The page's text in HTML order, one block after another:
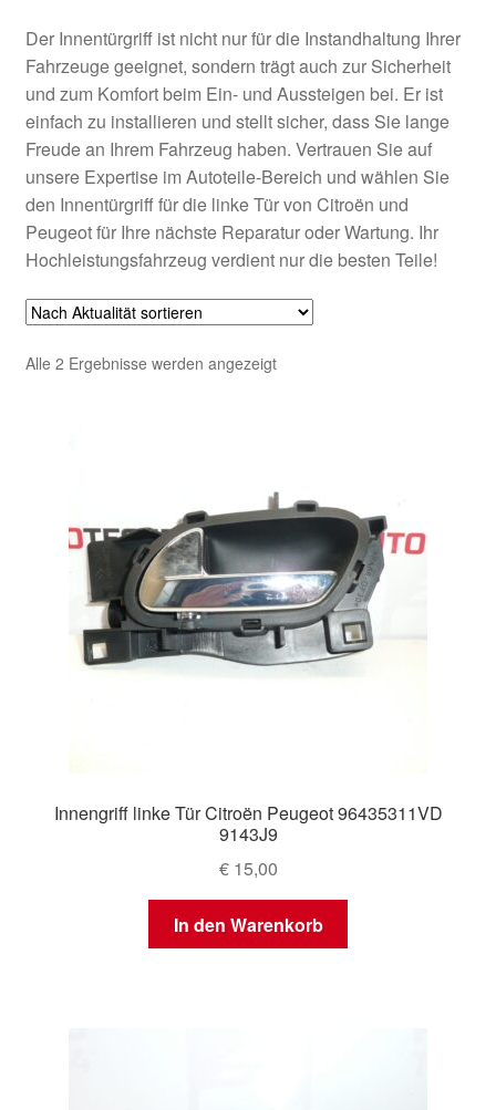
Weltweiter Versand
Zahlungen
Der Innentürgriff ist nicht nur für die Instandhaltung Ihrer
Fahrzeuge geeignet, sondern trägt auch zur Sicherheit
und zum Komfort beim Ein- und Aussteigen bei. Er ist
einfach zu installieren und stellt sicher, dass Sie lange
Freude an Ihrem Fahrzeug haben. Vertrauen Sie auf
unsere Expertise im Autoteile-Bereich und wählen Sie
den Innentürgriff für die linke Tür von Citroën und
Peugeot für Ihre nächste Reparatur oder Wartung. Ihr
Hochleistungsfahrzeug verdient nur die besten Teile!
Alle 2 Ergebnisse werden angezeigtNach
Innengriff linke Tür Citroën Peugeot 96435311VD
9143J9
€15,00
In den Warenkorb